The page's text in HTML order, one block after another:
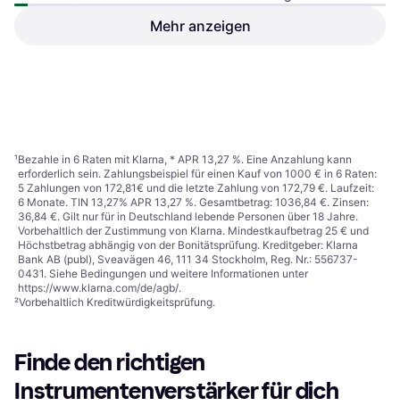
4.5
Mehr anzeigen
¹Bezahle in 6 Raten mit Klarna, * APR 13,27 %. Eine Anzahlung kann
erforderlich sein. Zahlungsbeispiel für einen Kauf von 1000 € in 6 Raten:
5 Zahlungen von 172,81€ und die letzte Zahlung von 172,79 €. Laufzeit:
6 Monate. TIN 13,27% APR 13,27 %. Gesamtbetrag: 1036,84 €. Zinsen:
36,84 €. Gilt nur für in Deutschland lebende Personen über 18 Jahre.
Vorbehaltlich der Zustimmung von Klarna. Mindestkaufbetrag 25 € und
Höchstbetrag abhängig von der Bonitätsprüfung. Kreditgeber: Klarna
Bank AB (publ), Sveavägen 46, 111 34 Stockholm, Reg. Nr.: 556737-
0431. Siehe Bedingungen und weitere Informationen unter
https://www.klarna.com/de/agb/.
²Vorbehaltlich Kreditwürdigkeitsprüfung.
Finde den richtigen
Instrumentenverstärker für dich